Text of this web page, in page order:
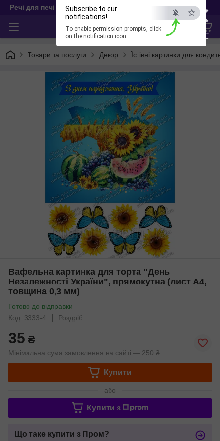
×
ESC
Subscribe to our
notifications!
To enable permission prompts, click
on the notification icon
Речі для печі
Товари та послуги Декор Їстівні картинки для
Вафельна картинка для торта "День
Незалежності України", прямокутна (лист А4,
товщина 0,3 мм)
Готово до відправки
Код: 3333-4
Роздріб
35 ₴
Мінімальна сума замовлення на сайті — 250 ₴
Купити
або
Купити з
Що таке купити з Пром?